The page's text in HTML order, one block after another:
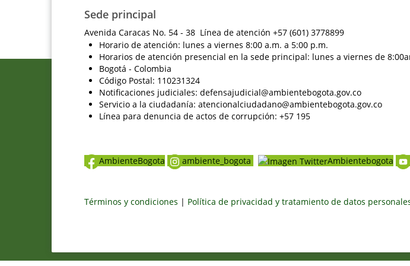
Sede principal
Avenida Caracas No. 54 - 38 Línea de atención +57 (601) 3778899
Horario de atención: lunes a viernes 8:00 a.m. a 5:00 p.m.
Horarios de atención presencial en la sede principal: lunes a viernes de
Bogotá - Colombia
Código Postal: 110231324
Notificaciones judiciales: defensajudicial@ambientebogota.gov.co
Servicio a la ciudadanía: atencionalciudadano@ambientebogota.gov.co
Línea para denuncia de actos de corrupción: +57 195
AmbienteBogota ambiente_bogota Ambientebogota
Términos y condiciones | Política de privacidad y tratamiento de datos